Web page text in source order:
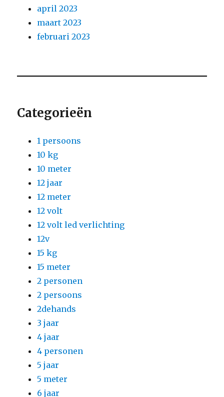
april 2023
maart 2023
februari 2023
Categorieën
1 persoons
10 kg
10 meter
12 jaar
12 meter
12 volt
12 volt led verlichting
12v
15 kg
15 meter
2 personen
2 persoons
2dehands
3 jaar
4 jaar
4 personen
5 jaar
5 meter
6 jaar